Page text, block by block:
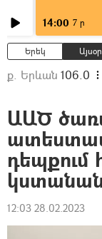
14:00 7 ր
Երեկ Այսօր
ք. Երևան 106.0
ԱԱԾ
դեպքում
12:03 28.02.2023